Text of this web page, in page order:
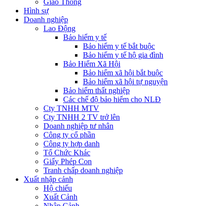
Giao Thông
Hình sự
Doanh nghiệp
Lao Động
Bảo hiểm y tế
Bảo hiểm y tế bắt buộc
Bảo hiểm y tế hộ gia đình
Bảo Hiểm Xã Hội
Bảo hiểm xã hội bắt buộc
Bảo hiểm xã hội tự nguyện
Bảo hiểm thất nghiệp
Các chế độ bảo hiểm cho NLĐ
Cty TNHH MTV
Cty TNHH 2 TV trở lên
Doanh nghiệp tư nhân
Công ty cổ phần
Công ty hợp danh
Tổ Chức Khác
Giấy Phép Con
Tranh chấp doanh nghiệp
Xuất nhập cảnh
Hộ chiếu
Xuất Cảnh